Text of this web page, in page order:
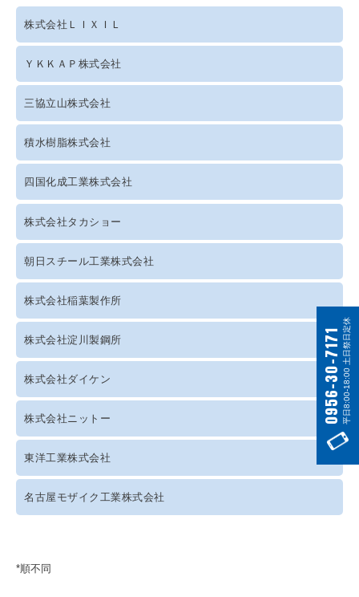
株式会社ＬＩＸＩＬ
ＹＫＫＡＰ株式会社
三協立山株式会社
積水樹脂株式会社
四国化成工業株式会社
株式会社タカショー
朝日スチール工業株式会社
株式会社稲葉製作所
株式会社淀川製鋼所
株式会社ダイケン
株式会社ニットー
東洋工業株式会社
名古屋モザイク工業株式会社
*順不同
0956-30-7171平日8:00-18:00 土日祭日定休